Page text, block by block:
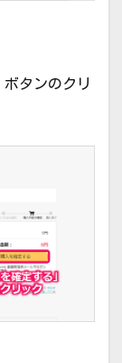
ボタンのクリ